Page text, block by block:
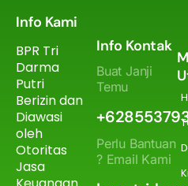
Info Kami
BPR Tri
Darma
Putri
Berizin dan
Diawasi
oleh
Otoritas
Jasa
Info Kontak
Buat Janji
Temu
Perlu Bantuan
? Email Kami